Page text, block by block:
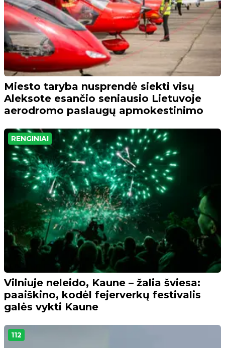
Miesto taryba nusprendė siekti visų
Aleksote esančio seniausio Lietuvoje
aerodromo paslaugų apmokestinimo
RENGINIAI
Vilniuje neleido, Kaune – žalia šviesa:
paaiškino, kodėl fejerverkų festivalis
galės vykti Kaune
112